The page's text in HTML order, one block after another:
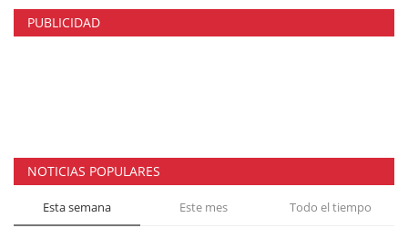
PUBLICIDAD
NOTICIAS POPULARES
Esta semana Este mes Todo el tiempo